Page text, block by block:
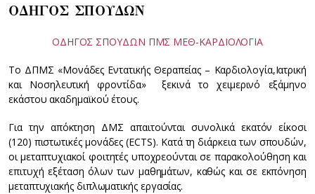
ΟΔΗΓΟΣ ΣΠΟΥΔΩΝ
ΟΔΗΓΟΣ ΣΠΟΥΔΩΝ ΠΜΣ ΜΕΘ-ΚΑΡΔΙΟΛΟΓΙΑ
Το ΔΠΜΣ «Μονάδες Εντατικής Θεραπείας – Καρδιολογία,Ιατρική
και Νοσηλευτική φροντίδα» ξεκινά το χειμερινό εξάμηνο
εκάστου ακαδημαϊκού έτους.
Για την απόκτηση ΔΜΣ απαιτούνται συνολικά εκατόν είκοσι
(120) πιστωτικές μονάδες (ECTS). Κατά τη διάρκεια των σπουδών,
οι μεταπτυχιακοί φοιτητές υποχρεούνται σε παρακολούθηση και
επιτυχή εξέταση όλων των μαθημάτων, καθώς και σε εκπόνηση
μεταπτυχιακής διπλωματικής εργασίας.